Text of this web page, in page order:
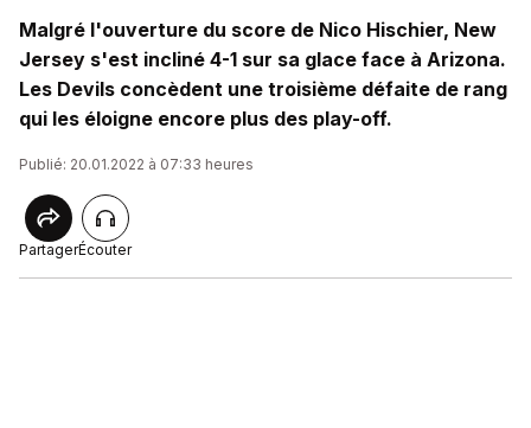
Malgré l'ouverture du score de Nico Hischier, New
Jersey s'est incliné 4-1 sur sa glace face à Arizona.
Les Devils concèdent une troisième défaite de rang
qui les éloigne encore plus des play-off.
Publié: 20.01.2022 à 07:33 heures
PartagerÉcouter